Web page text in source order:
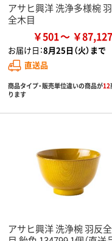
アサヒ興洋 洗浄多様椀
全木目
￥501 ￥87,127
お届け日：8月25日（火）まで
直送品
商品タイプ・販売単位違いの商品が12
ります
アサヒ興洋 洗浄椀 羽反